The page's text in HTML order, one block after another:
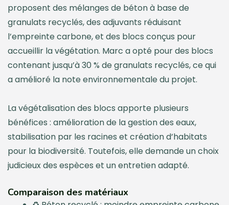
proposent des mélanges de béton à base de
granulats recyclés, des adjuvants réduisant
l’empreinte carbone, et des blocs conçus pour
accueillir la végétation. Marc a opté pour des blocs
contenant jusqu’à 30 % de granulats recyclés, ce qui
a amélioré la note environnementale du projet.
La végétalisation des blocs apporte plusieurs
bénéfices : amélioration de la gestion des eaux,
stabilisation par les racines et création d’habitats
pour la biodiversité. Toutefois, elle demande un choix
judicieux des espèces et un entretien adapté.
Comparaison des matériaux